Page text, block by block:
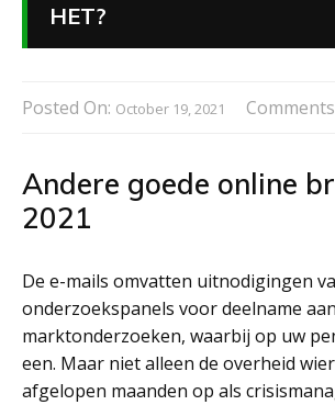
HET?
Posted On: October 19, 2021
Andere goede online
2021
De e-mails omvatten uitnodigingen
onderzoekspanels voor deelname aan
marktonderzoeken, waarbij op uw
een. Maar niet alleen de overheid
afgelopen maanden op als